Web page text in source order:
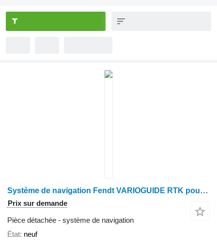
Système de navigation Fendt VARIOGUIDE RTK pour tracteur à roues
Prix sur demande
Pièce détachée - système de navigation
État neuf